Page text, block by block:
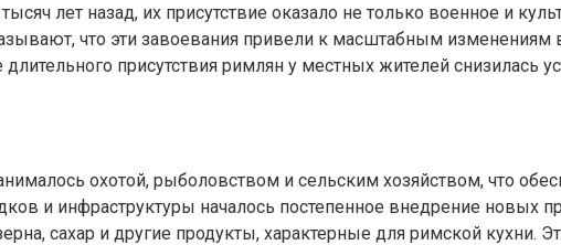
лет назад, их присутствие оказало не только военное и
что эти завоевания привели к масштабным изменениям
присутствия римлян у местных жителей снизилась
охотой, рыболовством и сельским хозяйством, что
и инфраструктуры началось постепенное внедрение новых
сахар и другие продукты, характерные для римской кухни.